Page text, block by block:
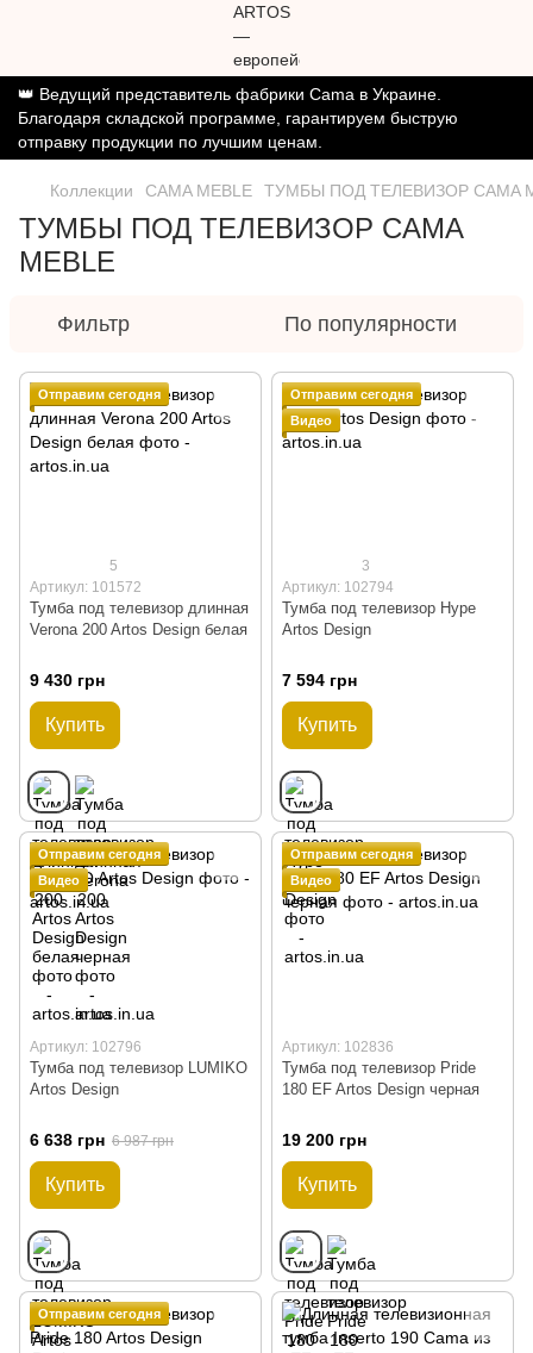
👑 Ведущий представитель фабрики Cama в Украине.
Благодаря складской программе, гарантируем быструю
отправку продукции по лучшим ценам.
Коллекции CAMA MEBLE ТУМБЫ ПОД ТЕЛЕВИЗОР CAMA
ТУМБЫ ПОД ТЕЛЕВИЗОР CAMA
MEBLE
Фильтр По популярности
Отправим сегодня
5
Артикул: 101572
Тумба под телевизор длинная
Verona 200 Artos Design белая
9 430 грн
Купить
Отправим сегодня
Видео
3
Артикул: 102794
Тумба под телевизор Hype
Artos Design
7 594 грн
Купить
Отправим сегодня
Видео
Артикул: 102796
Тумба под телевизор LUMIKO
Artos Design
6 638 грн 6 987 грн
Купить
Отправим сегодня
Видео
Артикул: 102836
Тумба под телевизор Pride
180 EF Artos Design черная
19 200 грн
Купить
Отправим сегодня